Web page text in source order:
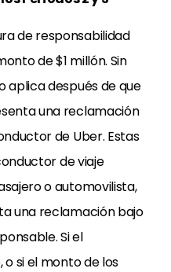
de responsabilidad
de $1 millón. Sin
aplica después de que
una reclamación
de Uber. Estas
de viaje
o automovilista,
una reclamación bajo
Si el
si el monto de los